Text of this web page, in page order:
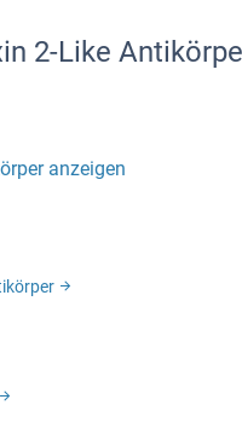
2-Like
anzeigen